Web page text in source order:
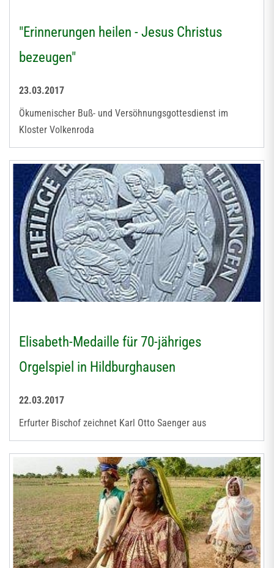
"Erinnerungen heilen - Jesus Christus
bezeugen"
23.03.2017
Ökumenischer Buß- und Versöhnungsgottesdienst im
Kloster Volkenroda
Elisabeth-Medaille für 70-jähriges
Orgelspiel in Hildburghausen
22.03.2017
Erfurter Bischof zeichnet Karl Otto Saenger aus